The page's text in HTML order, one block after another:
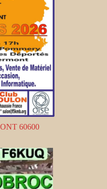
60600